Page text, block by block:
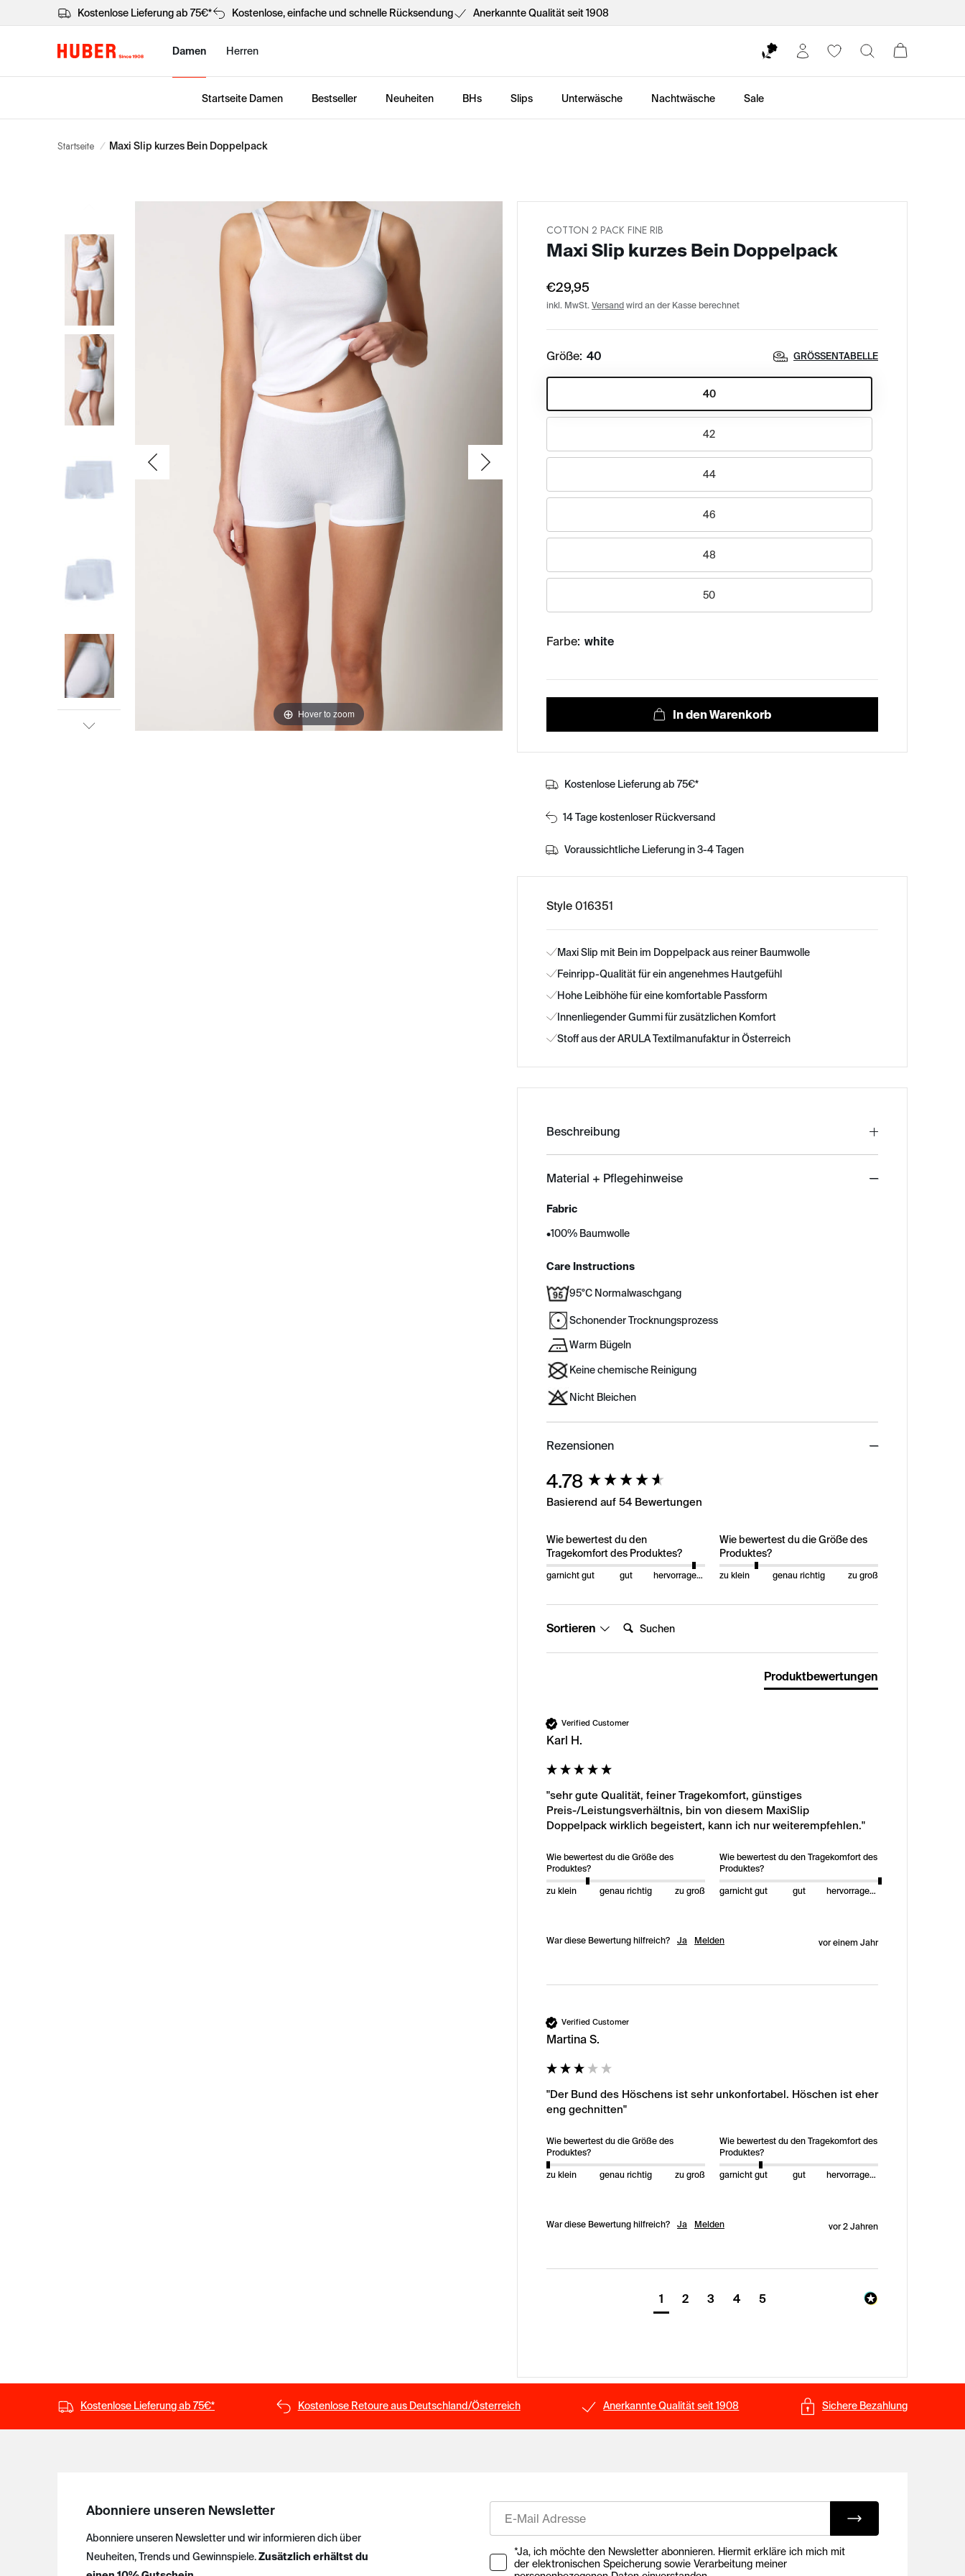
Kostenlose Lieferung ab 75€* Kostenlose, einfache und schnelle Rücksendung Anerkannte Qualität seit 1908
Damen Herren
Startseite Damen Bestseller Neuheiten BHs Slips Unterwäsche Nachtwäsche Sale
Startseite / Maxi Slip kurzes Bein Doppelpack
Hover to zoom
COTTON 2 PACK FINE RIB
Maxi Slip kurzes Bein Doppelpack
€29,95
inkl. MwSt. Versand wird an der Kasse berechnet
Größe: 40 GRÖSSENTABELLE
40
42
44
46
48
50
Farbe: white
Kostenlose Lieferung ab 75€*
14 Tage kostenloser Rückversand
Voraussichtliche Lieferung in 3-4 Tagen
Style 016351
Maxi Slip mit Bein im Doppelpack aus reiner Baumwolle
Feinripp-Qualität für ein angenehmes Hautgefühl
Hohe Leibhöhe für eine komfortable Passform
Innenliegender Gummi für zusätzlichen Komfort
Stoff aus der ARULA Textilmanufaktur in Österreich
Beschreibung
Material + Pflegehinweise
Fabric
•100% Baumwolle
Care Instructions
95°C Normalwaschgang
Schonender Trocknungsprozess
Warm Bügeln
Keine chemische Reinigung
Nicht Bleichen
Rezensionen
4.78
Basierend auf 54 Bewertungen
Wie bewertest du den
Tragekomfort des Produktes?
garnicht gut gut hervorragend
Wie bewertest du die Größe des
Produktes?
zu klein genau richtig zu groß
Sortieren
Produktbewertungen
Verified Customer
Karl H.
"sehr gute Qualität, feiner Tragekomfort, günstiges
Preis-/Leistungsverhältnis, bin von diesem MaxiSlip
Doppelpack wirklich begeistert, kann ich nur weiterempfehlen."
Wie bewertest du die Größe des
Produktes?
zu klein genau richtig zu groß
Wie bewertest du den Tragekomfort des
Produktes?
garnicht gut gut hervorragend
War diese Bewertung hilfreich? Ja Melden vor einem Jahr
Verified Customer
Martina S.
"Der Bund des Höschens ist sehr unkonfortabel. Höschen ist eher
eng gechnitten"
Wie bewertest du die Größe des
Produktes?
zu klein genau richtig zu groß
Wie bewertest du den Tragekomfort des
Produktes?
garnicht gut gut hervorragend
War diese Bewertung hilfreich? Ja Melden vor 2 Jahren
1 2 3 4 5
New content loaded
Kostenlose Lieferung ab 75€* Kostenlose Retoure aus Deutschland/Österreich Anerkannte Qualität seit 1908 Sichere Bezahlung
Abonniere unseren Newsletter
Abonniere unseren Newsletter und wir informieren dich über
Neuheiten, Trends und Gewinnspiele.Zusätzlich erhältst du
Ihre Zustimmung zu Marketing E-Mails
*Ja, ich möchte den Newsletter abonnieren. Hiermit erkläre ich mich mit
der elektronischen Speicherung sowie Verarbeitung meiner